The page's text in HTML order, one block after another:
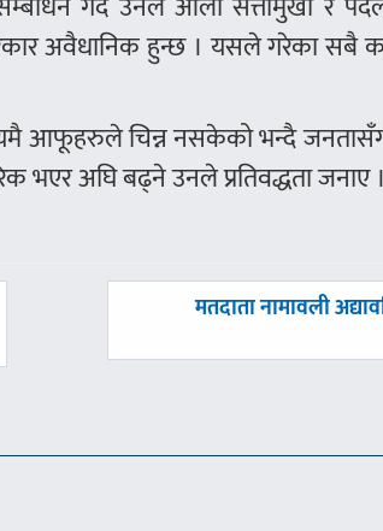
अवैधानिक हुन्छ । यसले गरेका सबै
आफूहरुले चिन्न नसकेको भन्दै जनतासँग
भएर अघि बढ्ने उनले प्रतिवद्धता जनाए ।
अघिल्लाे
मतदाता नामावली